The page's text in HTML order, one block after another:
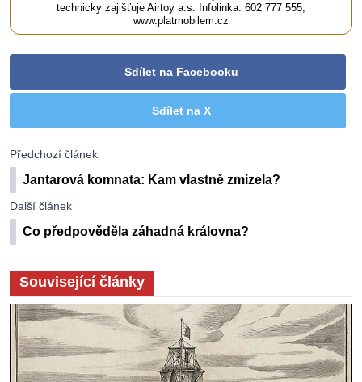
technicky zajišťuje Airtoy a.s. Infolinka: 602 777 555,
www.platmobilem.cz
Sdílet na Facebooku
Sdílet na X
Předchozí článek
Jantarová komnata: Kam vlastně zmizela?
Další článek
Co předpověděla záhadná královna?
Související články